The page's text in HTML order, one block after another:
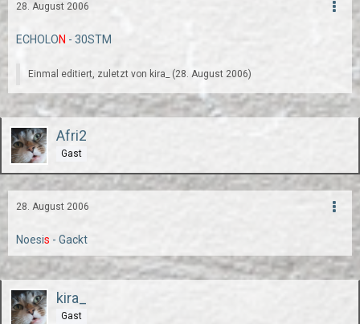
28. August 2006
ECHOLON - 30STM
Einmal editiert, zuletzt von kira_ (28. August 2006)
Afri2
Gast
28. August 2006
Noesis - Gackt
kira_
Gast